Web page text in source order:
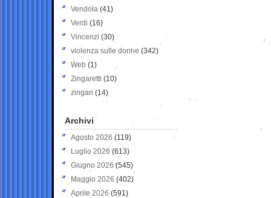
Vendola (41)
Verdi (16)
Vincenzi (30)
violenza sulle donne (342)
Web (1)
Zingaretti (10)
zingari (14)
Archivi
Agosto 2026 (119)
Luglio 2026 (613)
Giugno 2026 (545)
Maggio 2026 (402)
Aprile 2026 (591)